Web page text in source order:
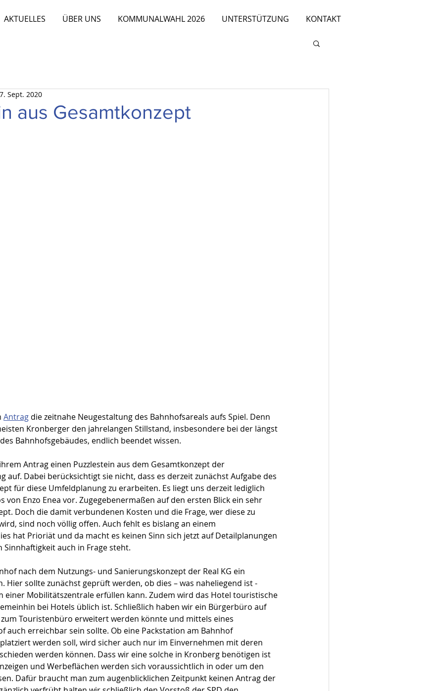
AKTUELLES ÜBER UNS KOMMUNALWAHL 2026 UNTERSTÜTZUNG KONTAKT
aus Gesamtkonzept
Sept. 2020
Antrag die zeitnahe Neugestaltung des Bahnhofsareals aufs Spiel. Denn
Kronberger den jahrelangen Stillstand, insbesondere bei der längst
Bahnhofsgebäudes, endlich beendet wissen.
Antrag einen Puzzlestein aus dem Gesamtkonzept der
auf. Dabei berücksichtigt sie nicht, dass es derzeit zunächst Aufgabe des
für diese Umfeldplanung zu erarbeiten. Es liegt uns derzeit lediglich
von Enzo Enea vor. Zugegebenermaßen auf den ersten Blick ein sehr
Doch die damit verbundenen Kosten und die Frage, wer diese zu
sind noch völlig offen. Auch fehlt es bislang an einem
hat Prioriät und da macht es keinen Sinn sich jetzt auf Detailplanungen
Sinnhaftigkeit auch in Frage steht.
nach dem Nutzungs- und Sanierungskonzept der Real KG ein
Hier sollte zunächst geprüft werden, ob dies – was naheliegend ist -
einer Mobilitätszentrale erfüllen kann. Zudem wird das Hotel touristische
bei Hotels üblich ist. Schließlich haben wir ein Bürgerbüro auf
Touristenbüro erweitert werden könnte und mittels eines
auch erreichbar sein sollte. Ob eine Packstation am Bahnhof
werden soll, wird sicher auch nur im Einvernehmen mit deren
werden können. Dass wir eine solche in Kronberg benötigen ist
und Werbeflächen werden sich voraussichtlich in oder um den
Dafür braucht man zum augenblicklichen Zeitpunkt keinen Antrag der